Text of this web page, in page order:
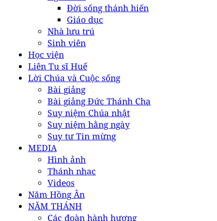
Đời sống thánh hiến
Giáo dục
Nhà lưu trú
Sinh viên
Học viện
Liên Tu sĩ Huế
Lời Chúa và Cuộc sống
Bài giảng
Bài giảng Đức Thánh Cha
Suy niệm Chúa nhật
Suy niệm hằng ngày
Suy tư Tin mừng
MEDIA
Hình ảnh
Thánh nhạc
Videos
Năm Hồng Ân
NĂM THÁNH
Các đoàn hành hương